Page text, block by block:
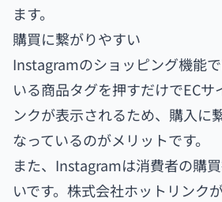
ます。
購買に繋がりやすい
Instagramのショッピング機能
いる商品タグを押すだけでECサ
ンクが表示されるため、購入に
なっているのがメリットです。
また、Instagramは消費者の購
いです。株式会社ホットリンク